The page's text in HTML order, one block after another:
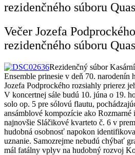
rezidenčného súboru
Večer Jozefa
rezidenčného súboru
Rezidenčný súbor
Ensemble prinesie v deň 70. narodenín
Jozefa Podprockého rozsiahly prierez
V koncertnej sále budú 10. júna o 19.
solo op. 5 pre sólovú flautu,
ansámblové kompozície ako
najnovšie Sláčikové kvarteto č. 6 v
hudobná osobnosť napokon
uznanie. Samozrejme nebudú chýbať
mál fatálny vplyv na hudobný rozvoj